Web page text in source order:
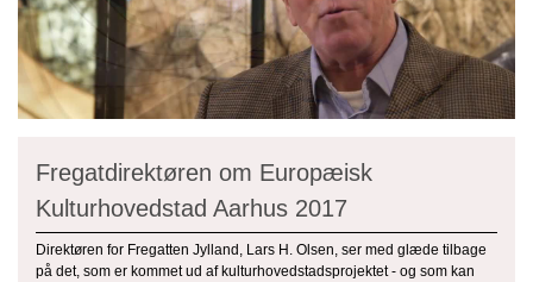
Fregatdirektøren om Europæisk
Kulturhovedstad Aarhus 2017
Direktøren for Fregatten Jylland, Lars H. Olsen, ser med glæde tilbage
på det, som er kommet ud af kulturhovedstadsprojektet - og som kan